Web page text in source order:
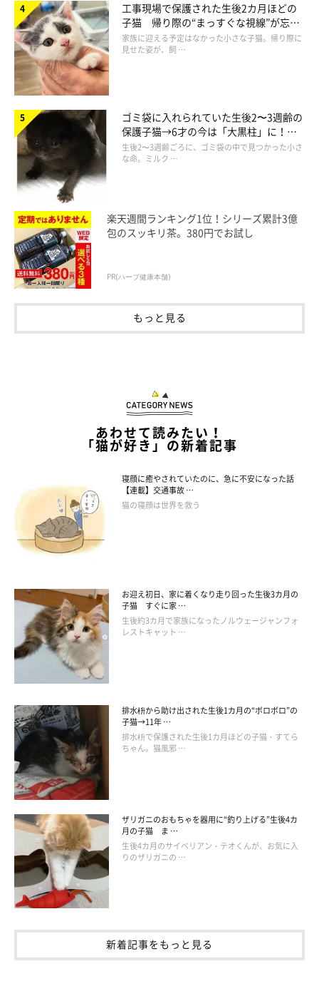
えっ……！！！ひょいっとドアの取っ手にジャンプ。
これって、まさか…
@pomm0112
器用すぎる！
脚力を使ってドアをガラガラ…
ょ…。
工事現場で保護された生後2カ月ほどの
子猫 帰り際の“まっすぐな視線”が忘れ
られず、家族の一員に
家族に迎える予定はなかった小さな子猫。帰り際に
見せた姿が、飼 …
ゴミ袋に入れられていた生後2〜3週齢の
保護子猫→6才の今は「大黒柱」に！
美しい黒猫に成長した姿にグッとくる
生後2〜3週齢ごろに、ゴミ袋の中で見つかった小さ
な命。ミルク …
楽天週間ランキング1位！シリーズ累計3億
包のスッキリ茶。380円でお試し
PR(ハーブ健康本舗)
もっと見る
あわせて読みたい！
「猫が好き」の新着記事
寝顔に癒やされていたのに、急に不安になった話
【連載】交通事故 …
猫の寝顔は世界を救う
お迎え初日、家に着くなり走り回った生後3カ月の
子猫 すぐに家 …
生後約3カ月で家族になったノルウェージャンフォ
レストキャット …
排水枡から助け出された生後1カ月の“ボロボロ”の
子猫→11年 …
排水枡で保護された生後1カ月ほどの子猫・すてら
ちゃん。猫風邪 …
ザリガニのおもちゃを器用に“釣り上げる”生後4カ
月の子猫 ま …
生後4カ月のサイベリアン・テオくんが、お気に入
りのザリガニの …
新着記事をもっと見る